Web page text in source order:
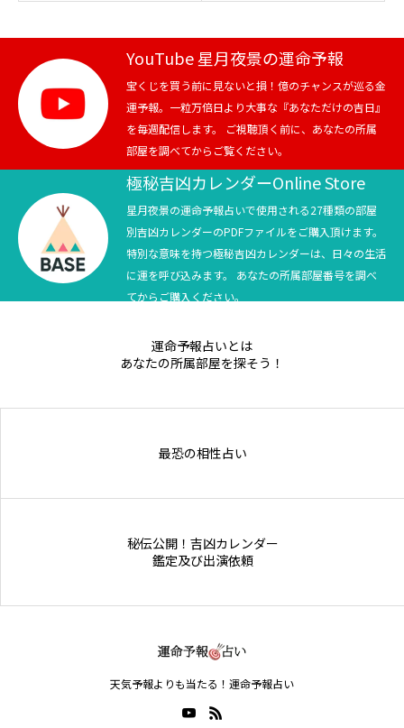
YouTube 星月夜景の運命予報
宝くじを買う前に見ないと損！億のチャンスが巡る金
運予報。一粒万倍日より大事な『あなただけの吉日』
を毎週配信します。 ご視聴頂く前に、あなたの所属
部屋を調べてからご覧ください。
極秘吉凶カレンダーOnline Store
星月夜景の運命予報占いで使用される27種類の部屋
別吉凶カレンダーのPDFファイルをご購入頂けます。
特別な意味を持つ極秘吉凶カレンダーは、日々の生活
に運を呼び込みます。 あなたの所属部屋番号を調べ
てからご購入ください。
運命予報占いとは
あなたの所属部屋を探そう！
最恐の相性占い
秘伝公開！吉凶カレンダー
鑑定及び出演依頼
天気予報よりも当たる！運命予報占い